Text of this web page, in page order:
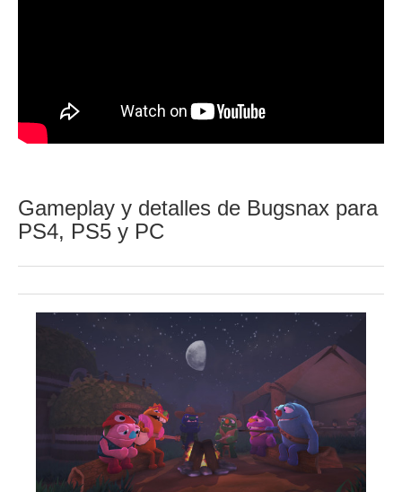
Gameplay y detalles de Bugsnax para
PS4, PS5 y PC